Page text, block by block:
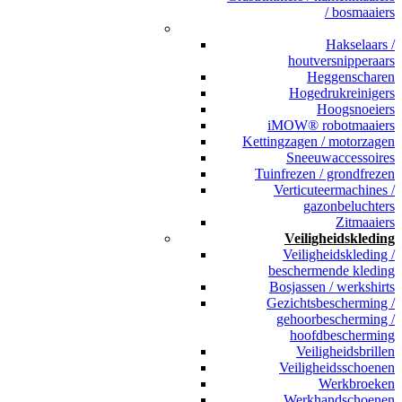
/ bosmaaiers
Hakselaars /
houtversnipperaars
Heggenscharen
Hogedrukreinigers
Hoogsnoeiers
iMOW® robotmaaiers
Kettingzagen / motorzagen
Sneeuwaccessoires
Tuinfrezen / grondfrezen
Verticuteermachines /
gazonbeluchters
Zitmaaiers
Veiligheidskleding
Veiligheidskleding /
beschermende kleding
Bosjassen / werkshirts
Gezichtsbescherming /
gehoorbescherming /
hoofdbescherming
Veiligheidsbrillen
Veiligheidsschoenen
Werkbroeken